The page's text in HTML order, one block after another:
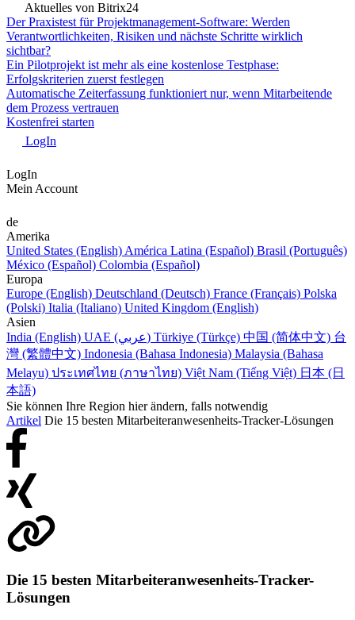
Aktuelles von Bitrix24
Der Praxistest für Projektmanagement-Software: Werden
Verantwortlichkeiten, Risiken und nächste Schritte wirklich
sichtbar?
Ein Pilotprojekt ist mehr als eine kostenlose Testphase:
Erfolgskriterien zuerst festlegen
Automatische Zeiterfassung funktioniert nur, wenn Mitarbeitende
dem Prozess vertrauen
Kostenfrei starten
LogIn
LogIn
Mein Account
de
Amerika
United States (English) América Latina (Español) Brasil (Português)
México (Español) Colombia (Español)
Europa
Europe (English) Deutschland (Deutsch) France (Français) Polska
(Polski) Italia (Italiano) United Kingdom (English)
Asien
India (English)
UAE (عربي) Türkiye (Türkçe) 中国 (简体中文) 台
灣 (繁體中文) Indonesia (Bahasa Indonesia) Malaysia (Bahasa
Melayu) ประเทศไทย (ภาษาไทย) Việt Nam (Tiếng Việt) 日本 (日
本語)
Sie können Ihre Region hier ändern, falls notwendig
Artikel Die 15 besten Mitarbeiteranwesenheits-Tracker-Lösungen
Die 15 besten Mitarbeiteranwesenheits-Tracker-
Lösungen